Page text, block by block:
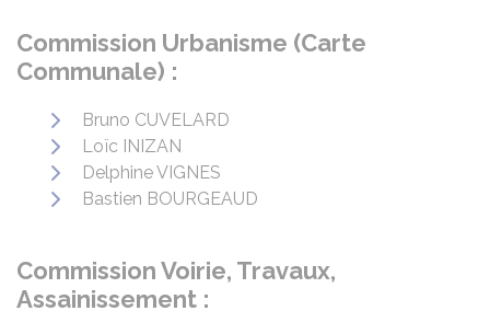
Commission Urbanisme (Carte
Communale) :
Bruno CUVELARD
Loïc INIZAN
Delphine VIGNES
Bastien BOURGEAUD
Commission Voirie, Travaux,
Assainissement :